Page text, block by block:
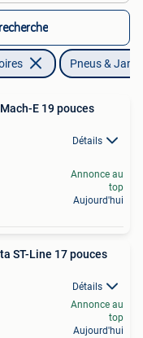
Pneus &
E 19 pouces
Détails
Annonce au
top
Aujourd'hui
ST-Line 17 pouces
Détails
Annonce au
top
Aujourd'hui